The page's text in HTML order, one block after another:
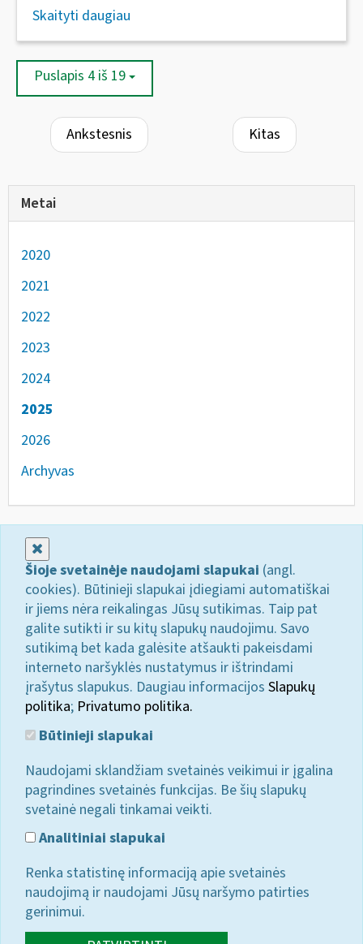
Skaityti daugiau
Puslapis 4 iš 19
Ankstesnis Kitas
Metai
2020
2021
2022
2023
2024
2025
2026
Archyvas
Šioje svetainėje naudojami slapukai (angl.
cookies). Būtinieji slapukai įdiegiami automatiškai
ir jiems nėra reikalingas Jūsų sutikimas. Taip pat
galite sutikti ir su kitų slapukų naudojimu. Savo
sutikimą bet kada galėsite atšaukti pakeisdami
interneto naršyklės nustatymus ir ištrindami
įrašytus slapukus. Daugiau informacijos Slapukų
politika; Privatumo politika.
Būtinieji slapukai
Naudojami sklandžiam svetainės veikimui ir įgalina
pagrindines svetainės funkcijas. Be šių slapukų
svetainė negali tinkamai veikti.
Analitiniai slapukai
Renka statistinę informaciją apie svetainės
naudojimą ir naudojami Jūsų naršymo patirties
gerinimui.